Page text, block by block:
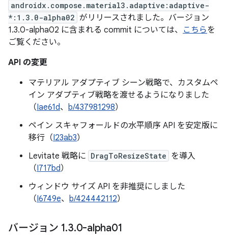
androidx.compose.material3.adaptive:adaptive-
*:1.3.0-alpha02 がリリースされました。バージョン
1.3.0-alpha02 に含まれる commit については、 こちらを
ご覧ください。
API の変更
マテリアル アダプティブ シーン戦略で、カスタムペ
イン アダプティブ戦略を渡せるようになりました
（Iae61d、 b/437981298）
ペイン スキャフォールドの水平順序 API を安定版に
移行（I23ab3）
Levitate 戦略に DragToResizeState を導入
（I717bd）
ウィンドウ サイズ API を非推奨にしました
（I6749e、 b/424442112）
バージョン 1.3.0-alpha01